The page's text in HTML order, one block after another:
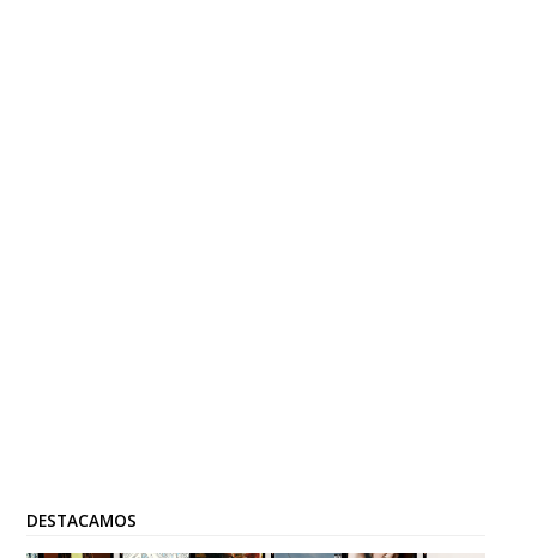
DESTACAMOS